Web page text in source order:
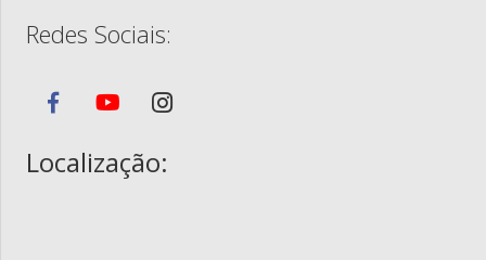
Redes Sociais:
Localização: